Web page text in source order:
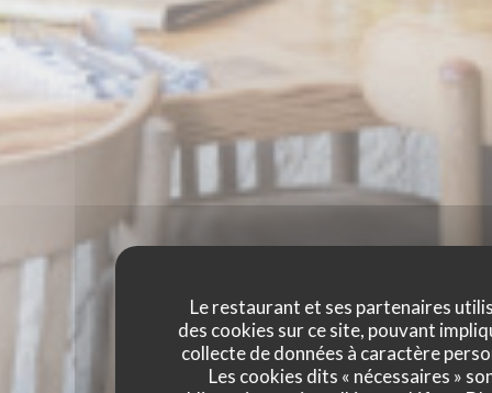
Le restaurant et ses partenaires
des cookies sur ce site, pouvant
collecte de données à caractère
Les cookies dits « nécessaires »